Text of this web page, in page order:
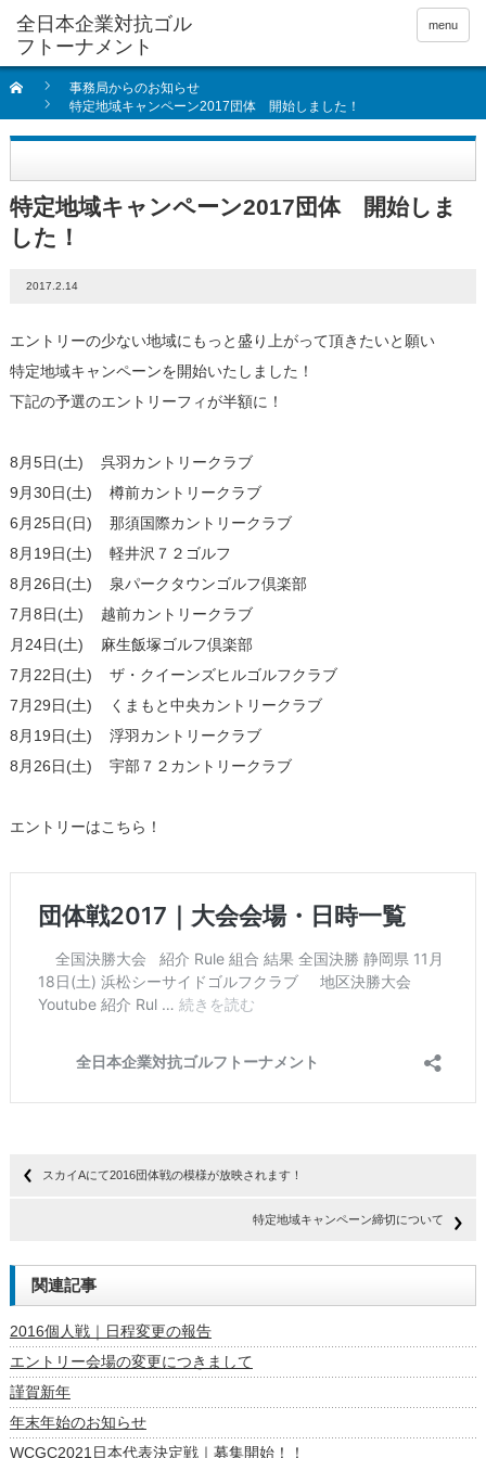
全日本企業対抗ゴル
フトーナメント
menu
事務局からのお知らせ
特定地域キャンペーン2017団体 開始しました！
特定地域キャンペーン2017団体 開始しま
した！
2017.2.14
エントリーの少ない地域にもっと盛り上がって頂きたいと願い
特定地域キャンペーンを開始いたしました！
下記の予選のエントリーフィが半額に！
8月5日(土) 呉羽カントリークラブ
9月30日(土) 樽前カントリークラブ
6月25日(日) 那須国際カントリークラブ
8月19日(土) 軽井沢７２ゴルフ
8月26日(土) 泉パークタウンゴルフ倶楽部
7月8日(土) 越前カントリークラブ
月24日(土) 麻生飯塚ゴルフ倶楽部
7月22日(土) ザ・クイーンズヒルゴルフクラブ
7月29日(土) くまもと中央カントリークラブ
8月19日(土) 浮羽カントリークラブ
8月26日(土) 宇部７２カントリークラブ
エントリーはこちら！
スカイAにて2016団体戦の模様が放映されます！
特定地域キャンペーン締切について
関連記事
2016個人戦｜日程変更の報告
エントリー会場の変更につきまして
謹賀新年
年末年始のお知らせ
WCGC2021日本代表決定戦｜募集開始！！